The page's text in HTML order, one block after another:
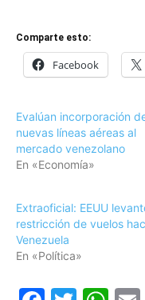
Comparte esto:
Facebook
Evalúan incorporación
nuevas líneas aéreas al
mercado venezolano
En «Economía»
Extraoficial: EEUU
restricción de vuelos
Venezuela
En «Política»